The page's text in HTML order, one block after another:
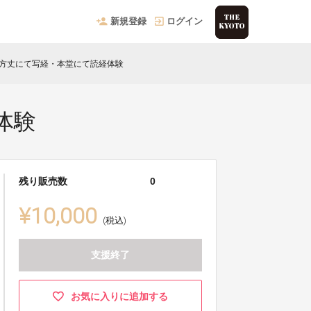
新規登録 ログイン
にて写経・本堂にて読経体験
験
残り販売数 0
¥10,000 (税込)
支援終了
お気に入りに追加する